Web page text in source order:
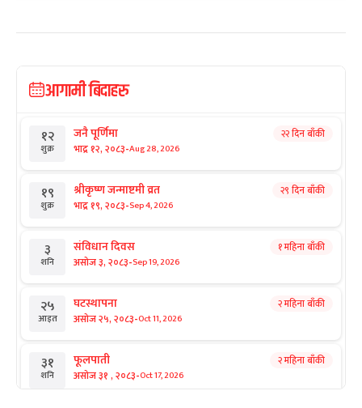
आगामी बिदाहरु
१२
शुक्र
जनै पूर्णिमा
भाद्र १२, २०८३-Aug 28, 2026
२२ दिन बाँकी
१९
शुक्र
श्रीकृष्ण जन्माष्टमी व्रत
भाद्र १९, २०८३-Sep 4, 2026
२९ दिन बाँकी
३
शनि
संविधान दिवस
असोज ३, २०८३-Sep 19, 2026
१ महिना बाँकी
२५
आइत
घटस्थापना
असोज २५, २०८३-Oct 11, 2026
२ महिना बाँकी
३१
शनि
फूलपाती
असोज ३१ , २०८३-Oct 17, 2026
२ महिना बाँकी